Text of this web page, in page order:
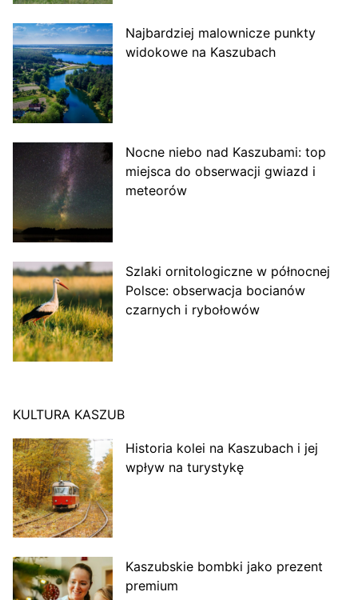
Najbardziej malownicze punkty
widokowe na Kaszubach
Nocne niebo nad Kaszubami: top
miejsca do obserwacji gwiazd i
meteorów
Szlaki ornitologiczne w północnej
Polsce: obserwacja bocianów
czarnych i rybołowów
KULTURA KASZUB
Historia kolei na Kaszubach i jej
wpływ na turystykę
Kaszubskie bombki jako prezent
premium